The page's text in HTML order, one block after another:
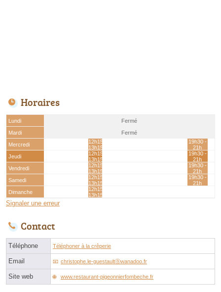
Horaires
Lundi
Fermé
Mardi
Fermé
Mercredi
12h15 -
13h15
19h30 -
21h
Jeudi
12h15 -
13h15
19h30 -
21h
Vendredi
12h15 -
13h15
19h30 -
21h
Samedi
12h15 -
13h15
19h30 -
21h
Dimanche
12h15 -
13h15
Signaler une erreur
Contact
Téléphone Téléphoner à la crêperie
Email christophe.le-guestaultⓐwanadoo.fr
Site web www.restaurant-pigeonnierfombeche.fr